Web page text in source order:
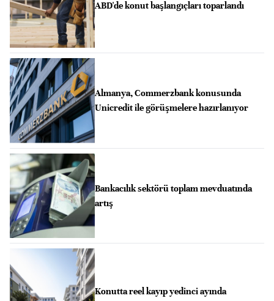
ABD'de konut başlangıçları toparlandı
Almanya, Commerzbank konusunda
Unicredit ile görüşmelere hazırlanıyor
Bankacılık sektörü toplam mevduatında
artış
Konutta reel kayıp yedinci ayında